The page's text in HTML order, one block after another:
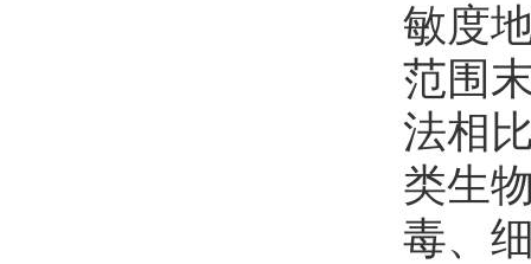
敏度
范围
法相
类生
毒、